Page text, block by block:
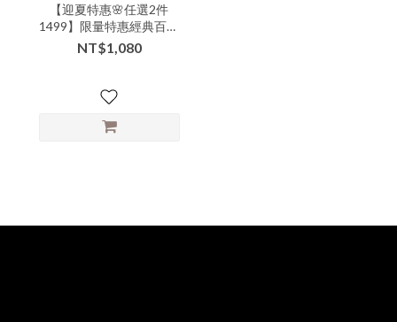
【迎夏特惠🌸任選2件
1499】限量特惠經典百搭
外一片裙造型特色褲裙-
ccc-33001▶【本特惠恕無
的美女再下單💗】
NT$1,080